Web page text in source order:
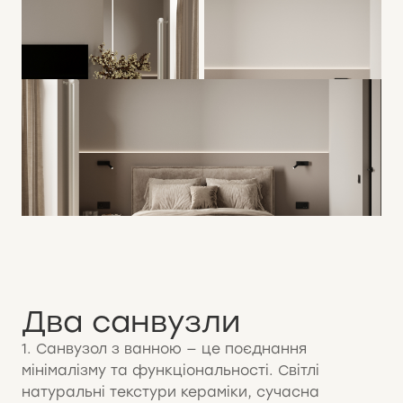
Два санвузли
1. Санвузол з ванною — це поєднання
мінімалізму та функціональності. Світлі
натуральні текстури кераміки, сучасна